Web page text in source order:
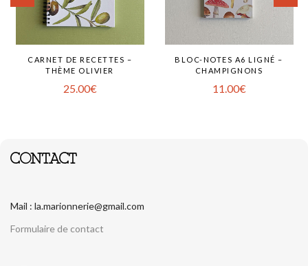
CARNET DE RECETTES –
THÈME OLIVIER
25.00€
BLOC-NOTES A6 LIGNÉ –
CHAMPIGNONS
11.00€
CONTACT
Mail : la.marionnerie@gmail.com
Formulaire de contact